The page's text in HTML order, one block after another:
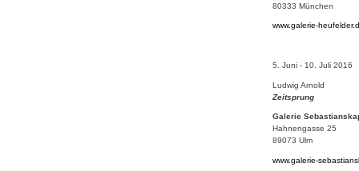
80333 München
www.galerie-
5. Juni - 10. Juli 2016
Ludwig Arnold
Zeitsprung
Galerie
Hahnengasse 25
89073 Ulm
www.galerie-